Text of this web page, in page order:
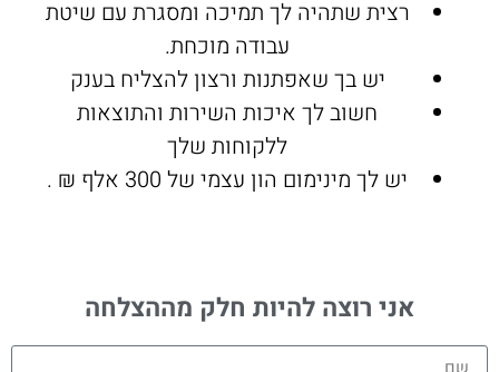
רצית שתהיה לך תמיכה ומסגרת עם שיטת
עבודה מוכחת.
יש בך שאפתנות ורצון להצליח בענק
חשוב לך איכות השירות והתוצאות
ללקוחות שלך
יש לך מינימום הון עצמי של 300 אלף ₪ .
אני רוצה להיות חלק מההצלחה